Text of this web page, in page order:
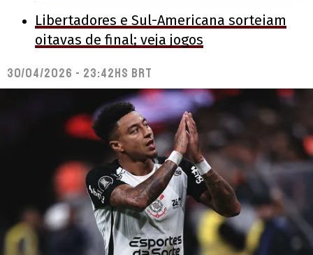
Libertadores e Sul-Americana sorteiam
oitavas de final; veja jogos
30/04/2026 - 23:42hs BRT